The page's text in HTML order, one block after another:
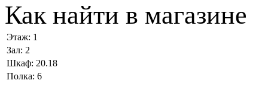
Как найти в магазине
Этаж: 1
Зал: 2
Шкаф: 20.18
Полка: 6